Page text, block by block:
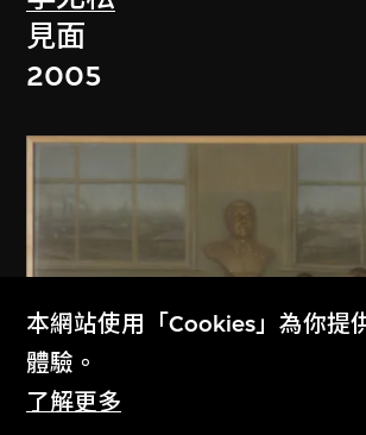
見面
2005
本網站使用「Cookies」為你提
體驗。
了解更多